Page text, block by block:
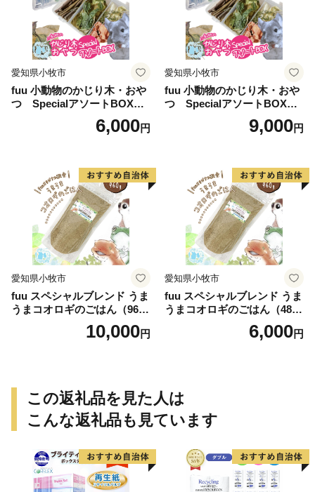
愛知県小牧市
fuu 小動物のかじり木・おや
つ SpecialアソートBOX（1
6,000円
愛知県小牧市
fuu 小動物のかじり木・おや
つ SpecialアソートBOX（2
9,000円
愛知県小牧市
fuu スペシャルブレンド うま
うまコオロギのごはん（960
10,000円
愛知県小牧市
fuu スペシャルブレンド うま
うまコオロギのごはん（480
6,000円
この返礼品を見た人は
こんな返礼品も見ています